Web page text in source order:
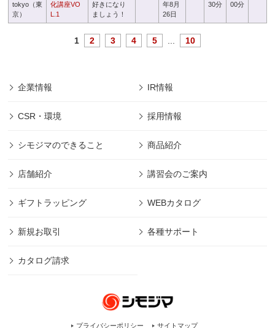
tokyo（東
京）
化講座VO
L.1
好きになり
ましょう！
年8月
26日
30分
00分
1 2 3 4 5 10
企業情報 IR情報
CSR・環境 採用情報
シモジマのできること 商品紹介
店舗紹介 講習会のご案内
ギフトラッピング WEBカタログ
新規お取引 各種サポート
カタログ請求
プライバシーポリシー サイトマップ